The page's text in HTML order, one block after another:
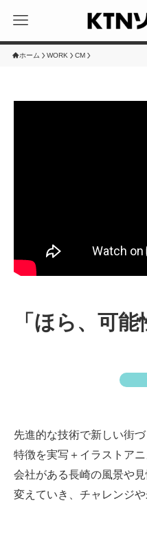
ホーム WORK CM
「ほら、可能
先進的な技術で新しい街
特徴を実写＋イラストアニ
会社がある長崎の風景や
変えていき、チャレンジ